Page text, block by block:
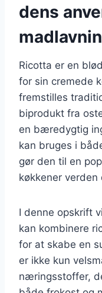
dens
Ricotta er en
for sin cremede
fremstilles
biprodukt fra
en bæredygtig
kan bruges i
gør den til en
køkkener verden
I denne opskrift
kan kombinere
for at skabe en
er ikke kun
næringsstoffer,